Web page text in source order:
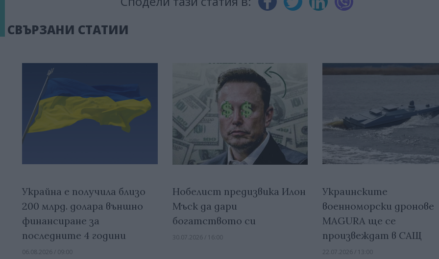
СВЪРЗАНИ СТАТИИ
Украйна е получила близо
200 млрд. долара външно
финансиране за
последните 4 години
06.08.2026 / 09:00
Нобелист предизвика Илон
Мъск да дари
богатството си
30.07.2026 / 16:00
Украинските
военноморски дронове
MAGURA ще се
произвеждат в САЩ
22.07.2026 / 13:00